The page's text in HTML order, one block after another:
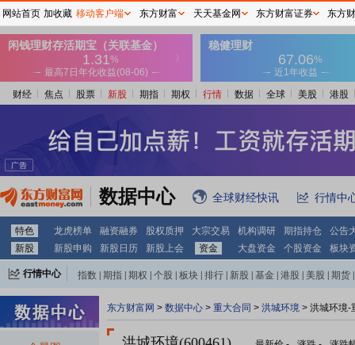
财经 焦点 股票 新股 期指 期权 行情 数据 全球 美股 港股
数据中心 全球财经快讯 行情中
特色 龙虎榜单 融资融券 股权质押 大宗交易 机构调研 期指持仓
公告
新股
新股申购 新股日历 新股上会 资金 大盘资金 个股资金 板块
行情中心 指数 期指 期权 个股 板块 排行 新股 基金 港股 美股 期货
东方财富网 > 数据中心 > 重大合同 > 洪城环境 > 洪城环境-
网站首页 加收藏 移动客户端 东方财富 天天基金网 东方财富证券 东方